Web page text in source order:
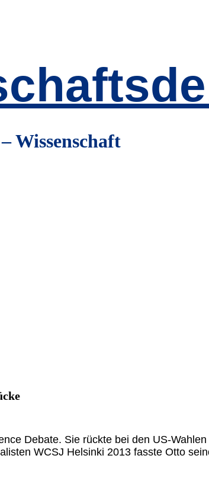
Wissenschaft
Debate. Sie rückte bei den US-
WCSJ Helsinki 2013 fasste Otto